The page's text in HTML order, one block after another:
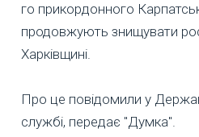
го прикордонного
продовжують знищувати
Харківщині.
Про це повідомили у
службі, передає "Думка".